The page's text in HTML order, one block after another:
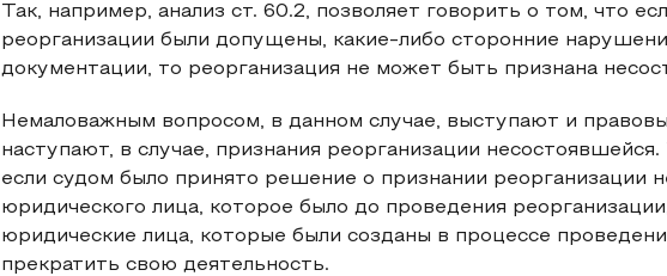
Так, например, анализ ст. 60.2, позволяет говорить о том, что
реорганизации были допущены, какие-либо сторонние
документации, то реорганизация не может быть признана
Немаловажным вопросом, в данном случае, выступают и
наступают, в случае, признания реорганизации несостоявшейся.
если судом было принято решение о признании реорганизации
юридического лица, которое было до проведения
юридические лица, которые были созданы в процессе
прекратить свою деятельность.